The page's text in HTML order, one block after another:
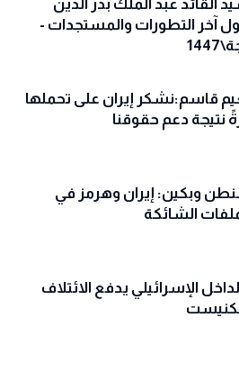
القائد عبد الملك بدر الدين
آخر التطورات والمستجدات -
قاسم:نشكر إيران على تحملها
نتيجة دعم حقوقنا
وبكين: إيران وهرمز في
الشائكة
الإسرائيلي يدفع الائتلاف